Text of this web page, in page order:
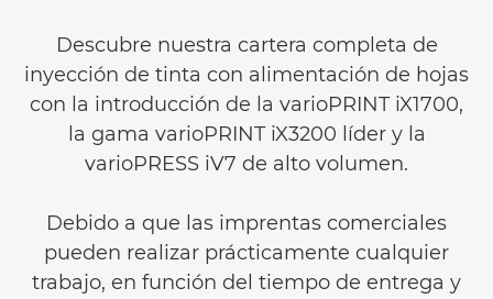
Descubre nuestra cartera completa de
inyección de tinta con alimentación de hojas
con la introducción de la varioPRINT iX1700,
la gama varioPRINT iX3200 líder y la
varioPRESS iV7 de alto volumen.
Debido a que las imprentas comerciales
pueden realizar prácticamente cualquier
trabajo, en función del tiempo de entrega y